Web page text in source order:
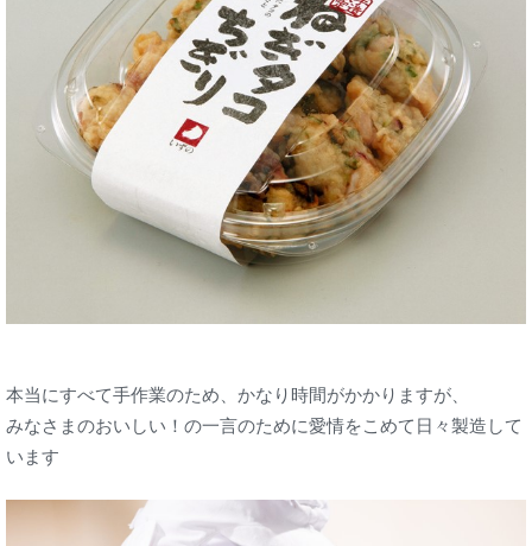
本当にすべて手作業のため、かなり時間がかかりますが、
みなさまのおいしい！の一言のために愛情をこめて日々製造して
います